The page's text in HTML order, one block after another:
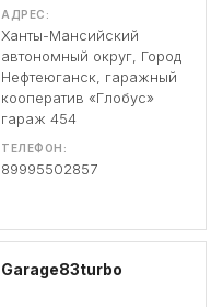
АДРЕС:
Ханты-Мансийский
автономный округ, Город
Нефтеюганск, гаражный
кооператив «Глобус»
гараж 454
ТЕЛЕФОН:
89995502857
Garage83turbo